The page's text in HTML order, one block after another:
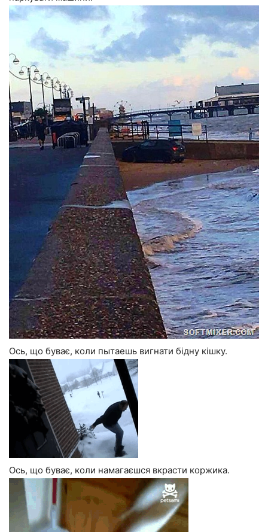
Ось, що буває, коли пытаешь вигнати бідну кішку.
Ось, що буває, коли намагаєшся вкрасти коржика.